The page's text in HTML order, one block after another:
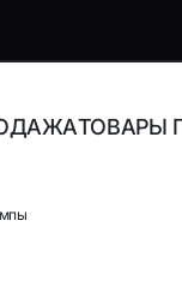
ТОВАРЫ